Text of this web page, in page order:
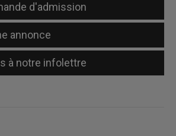
d'admission
annonce
à notre infolettre